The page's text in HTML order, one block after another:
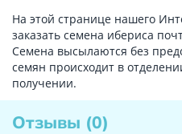
На этой странице нашего
заказать семена ибериса
Семена высылаются без
семян происходит в
получении.
Отзывы (0)